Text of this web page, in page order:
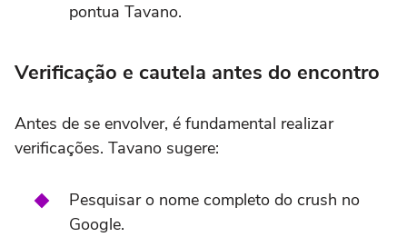
pontua Tavano.
Verificação e cautela antes do encontro
Antes de se envolver, é fundamental realizar
verificações. Tavano sugere:
Pesquisar o nome completo do crush no
Google.